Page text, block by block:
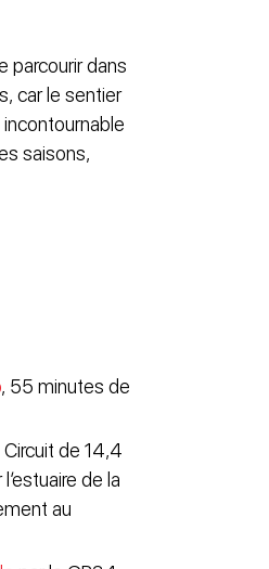
parcourir dans
car le sentier
saisons,
, 55 minutes de
Circuit de 14,4
de la
au